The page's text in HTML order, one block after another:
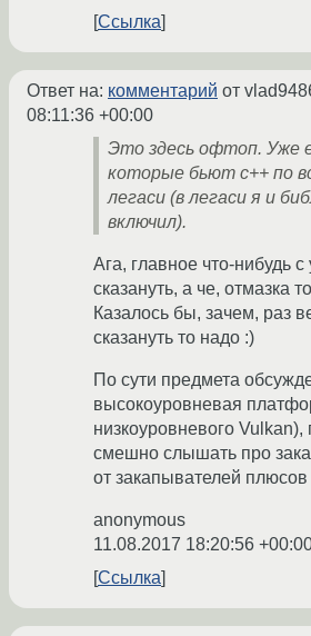
Ссылка
Ответ на: комментарий от
08:11:36 +00:00
Это здесь офтоп. Уже
которые бьют с++ по
легаси (в легаси я и
включил).
Ага, главное что-нибудь
сказануть, а че, отмазка
Казалось бы, зачем, раз
сказануть то надо :)
По сути предмета
высокоуровневая
низкоуровневого
смешно слышать про
от закапывателей плюсов
anonymous
11.08.2017 18:20:56
Ссылка